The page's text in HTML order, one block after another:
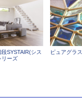
段SYSTAIR(シス
リーズ
ピュアグラス